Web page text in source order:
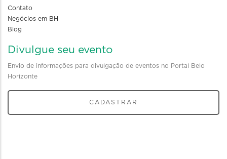
Contato
Negócios em BH
Blog
Divulgue seu evento
Envio de informações para divulgação de eventos no Portal Belo
Horizonte
CADASTRAR